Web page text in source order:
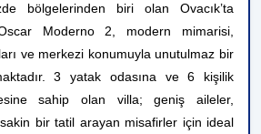
bölgelerinden biri olan Ovacık’ta
Moderno 2, modern mimarisi,
ve merkezi konumuyla unutulmaz bir
3 yatak odasına ve 6 kişilik
sahip olan villa; geniş aileler,
bir tatil arayan misafirler için ideal